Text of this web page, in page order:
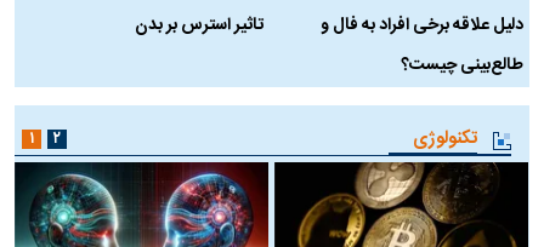
دلیل علاقه برخی افراد به فال و
طالع‌بینی چیست؟
تاثیر استرس بر بدن
تکنولوژی ۱ ۲